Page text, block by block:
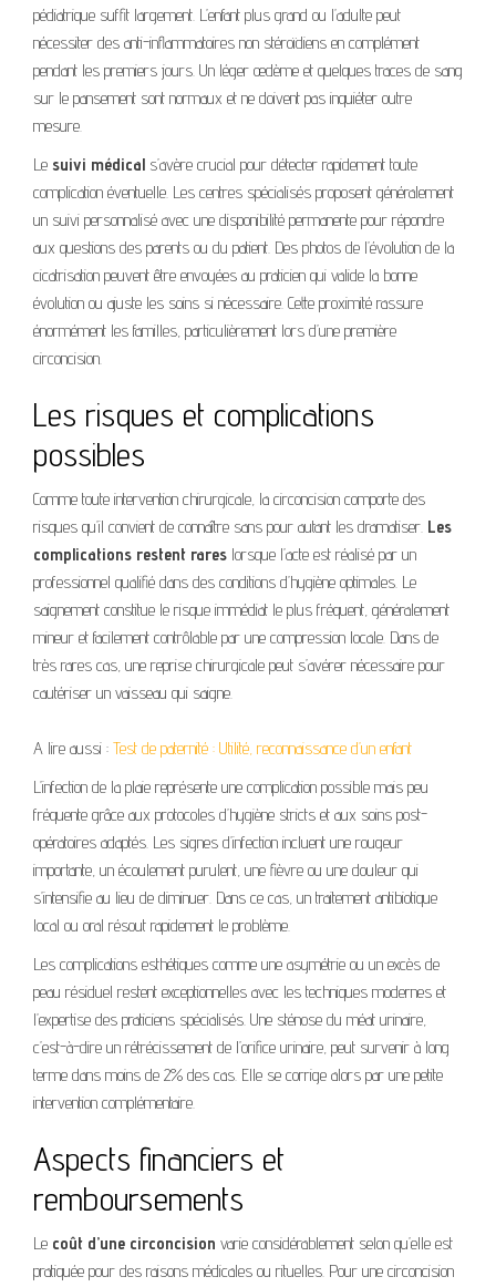
pédiatrique suffit largement. L’enfant plus grand ou l’adulte peut
nécessiter des anti-inflammatoires non stéroïdiens en complément
pendant les premiers jours. Un léger œdème et quelques traces de sang
sur le pansement sont normaux et ne doivent pas inquiéter outre
mesure.
Le suivi médical s’avère crucial pour détecter rapidement toute
complication éventuelle. Les centres spécialisés proposent généralement
un suivi personnalisé avec une disponibilité permanente pour répondre
aux questions des parents ou du patient. Des photos de l’évolution de la
cicatrisation peuvent être envoyées au praticien qui valide la bonne
évolution ou ajuste les soins si nécessaire. Cette proximité rassure
énormément les familles, particulièrement lors d’une première
circoncision.
Les risques et complications
possibles
Comme toute intervention chirurgicale, la circoncision comporte des
risques qu’il convient de connaître sans pour autant les dramatiser. Les
complications restent rares lorsque l’acte est réalisé par un
professionnel qualifié dans des conditions d’hygiène optimales. Le
saignement constitue le risque immédiat le plus fréquent, généralement
mineur et facilement contrôlable par une compression locale. Dans de
très rares cas, une reprise chirurgicale peut s’avérer nécessaire pour
cautériser un vaisseau qui saigne.
A lire aussi : Test de paternité : Utilité, reconnaissance d’un enfant
L’infection de la plaie représente une complication possible mais peu
fréquente grâce aux protocoles d’hygiène stricts et aux soins post-
opératoires adaptés. Les signes d’infection incluent une rougeur
importante, un écoulement purulent, une fièvre ou une douleur qui
s’intensifie au lieu de diminuer. Dans ce cas, un traitement antibiotique
local ou oral résout rapidement le problème.
Les complications esthétiques comme une asymétrie ou un excès de
peau résiduel restent exceptionnelles avec les techniques modernes et
l’expertise des praticiens spécialisés. Une sténose du méat urinaire,
c’est-à-dire un rétrécissement de l’orifice urinaire, peut survenir à long
terme dans moins de 2% des cas. Elle se corrige alors par une petite
intervention complémentaire.
Aspects financiers et
remboursements
Le coût d’une circoncision varie considérablement selon qu’elle est
pratiquée pour des raisons médicales ou rituelles. Pour une circoncision